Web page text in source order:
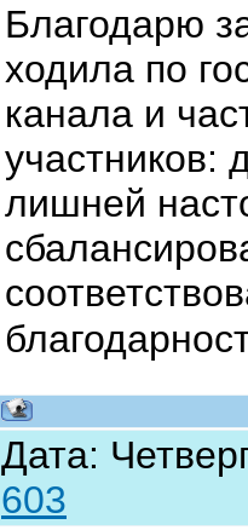
Благодарю
ходила по
канала и
участников:
лишней
Дата:
603